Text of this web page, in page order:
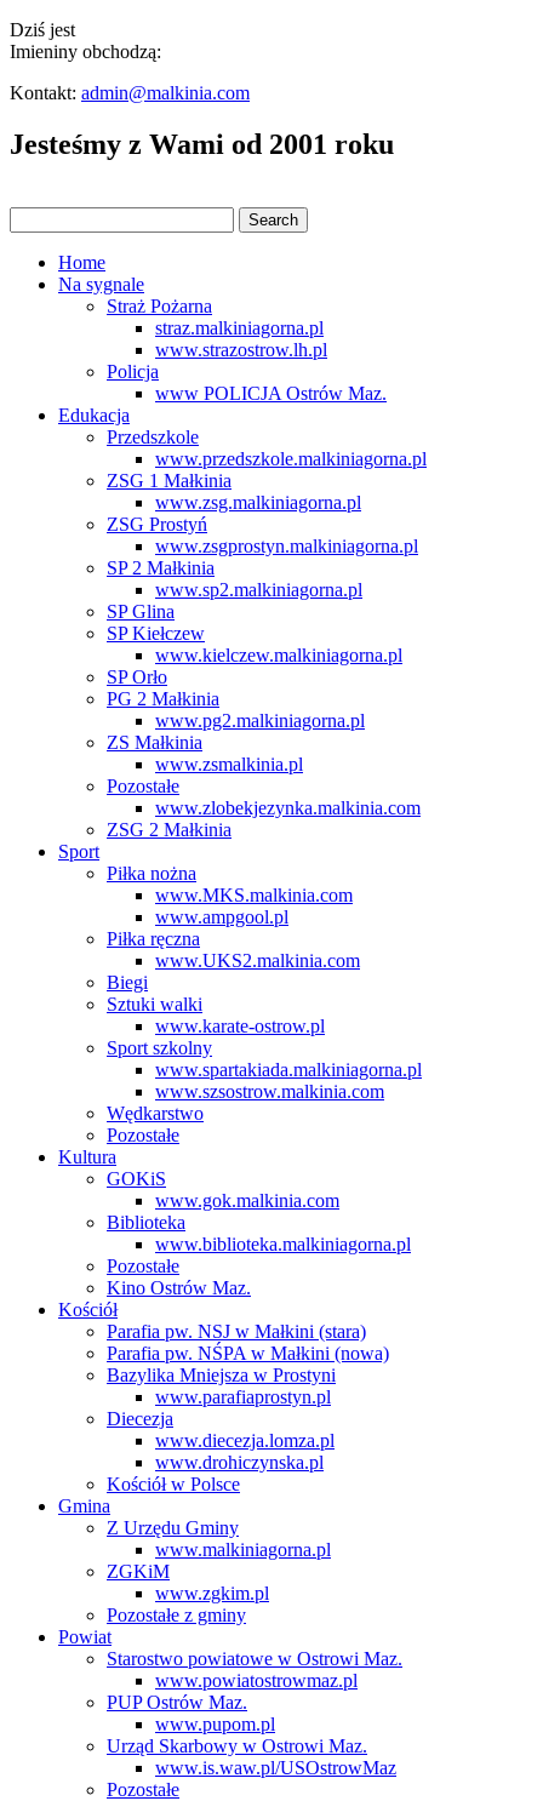
Dziś jest
Imieniny obchodzą:
Kontakt: admin@malkinia.com
Jesteśmy z Wami od 2001 roku
Home
Na sygnale
Straż Pożarna
straz.malkiniagorna.pl
www.strazostrow.lh.pl
Policja
www POLICJA Ostrów Maz.
Edukacja
Przedszkole
www.przedszkole.malkiniagorna.pl
ZSG 1 Małkinia
www.zsg.malkiniagorna.pl
ZSG Prostyń
www.zsgprostyn.malkiniagorna.pl
SP 2 Małkinia
www.sp2.malkiniagorna.pl
SP Glina
SP Kiełczew
www.kielczew.malkiniagorna.pl
SP Orło
PG 2 Małkinia
www.pg2.malkiniagorna.pl
ZS Małkinia
www.zsmalkinia.pl
Pozostałe
www.zlobekjezynka.malkinia.com
ZSG 2 Małkinia
Sport
Piłka nożna
www.MKS.malkinia.com
www.ampgool.pl
Piłka ręczna
www.UKS2.malkinia.com
Biegi
Sztuki walki
www.karate-ostrow.pl
Sport szkolny
www.spartakiada.malkiniagorna.pl
www.szsostrow.malkinia.com
Wędkarstwo
Pozostałe
Kultura
GOKiS
www.gok.malkinia.com
Biblioteka
www.biblioteka.malkiniagorna.pl
Pozostałe
Kino Ostrów Maz.
Kościół
Parafia pw. NSJ w Małkini (stara)
Parafia pw. NŚPA w Małkini (nowa)
Bazylika Mniejsza w Prostyni
www.parafiaprostyn.pl
Diecezja
www.diecezja.lomza.pl
www.drohiczynska.pl
Kościół w Polsce
Gmina
Z Urzędu Gminy
www.malkiniagorna.pl
ZGKiM
www.zgkim.pl
Pozostałe z gminy
Powiat
Starostwo powiatowe w Ostrowi Maz.
www.powiatostrowmaz.pl
PUP Ostrów Maz.
www.pupom.pl
Urząd Skarbowy w Ostrowi Maz.
www.is.waw.pl/USOstrowMaz
Pozostałe